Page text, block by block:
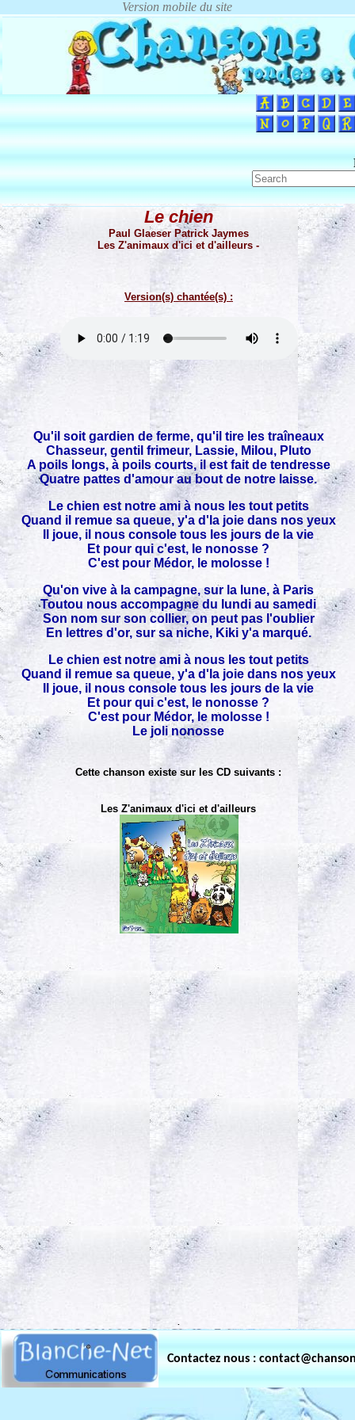
Le chien
Paul Glaeser Patrick Jaymes
Les Z'animaux d'ici et d'ailleurs -
Version(s) chantée(s) :
Qu'il soit gardien de ferme, qu'il tire les traîneaux
Chasseur, gentil frimeur, Lassie, Milou, Pluto
A poils longs, à poils courts, il est fait de tendresse
Quatre pattes d'amour au bout de notre laisse.
Le chien est notre ami à nous les tout petits
Quand il remue sa queue, y'a d'la joie dans nos yeux
Il joue, il nous console tous les jours de la vie
Et pour qui c'est, le nonosse ?
C'est pour Médor, le molosse !
Qu'on vive à la campagne, sur la lune, à Paris
Toutou nous accompagne du lundi au samedi
Son nom sur son collier, on peut pas l'oublier
En lettres d'or, sur sa niche, Kiki y'a marqué.
Le chien est notre ami à nous les tout petits
Quand il remue sa queue, y'a d'la joie dans nos yeux
Il joue, il nous console tous les jours de la vie
Et pour qui c'est, le nonosse ?
C'est pour Médor, le molosse !
Le joli nonosse
Cette chanson existe sur les CD suivants :
Les Z'animaux d'ici et d'ailleurs
Contactez nous :